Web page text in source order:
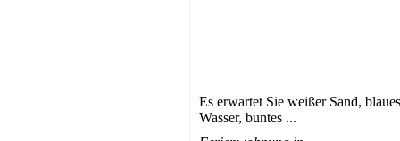
Es erwartet Sie weißer Sand, blaues
Wasser, buntes ...